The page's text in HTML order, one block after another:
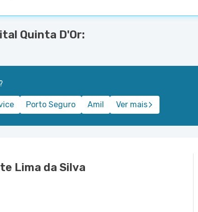
Quinta D'Or:
Porto Seguro Amil Ver mais
Lima da Silva